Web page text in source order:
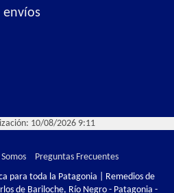
10/08/2026 9:11
Preguntas Frecuentes
para toda la Patagonia | Remedios de
de Bariloche, Río Negro - Patagonia -